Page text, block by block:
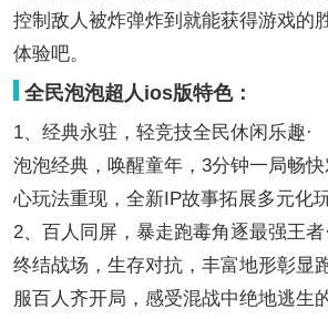
控制敌人被炸弹炸到就能获得游戏的
体验吧。
全民泡泡超人ios版特色：
1、经典永驻，轻竞技全民休闲乐趣·
泡泡经典，唤醒童年，3分钟一局畅
心玩法重现，全新IP故事拓展多元化
2、百人同屏，暴走跑毒角逐最强王者·
终结战场，生存对抗，丰富地形彰显
服百人齐开局，感受混战中绝地逃生